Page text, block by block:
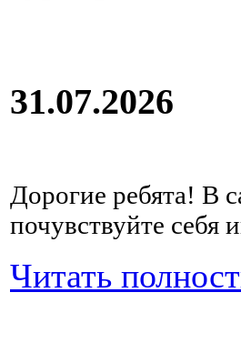
31.07.2026
Дорогие ребята! В
почувствуйте
Читать